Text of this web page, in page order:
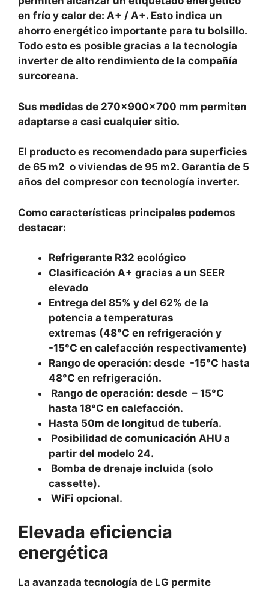
en frío y calor de: A+ / A+. Esto indica un
ahorro energético importante para tu bolsillo.
Todo esto es posible gracias a la tecnología
inverter de alto rendimiento de la compañía
surcoreana.
Sus medidas de 270x900x700 mm permiten
adaptarse a casi cualquier sitio.
El producto es recomendado para superficies
de 65 m2 o viviendas de 95 m2. Garantía de 5
años del compresor con tecnología inverter.
Como características principales podemos
destacar:
Refrigerante R32 ecológico
Clasificación A+ gracias a un SEER
elevado
Entrega del 85% y del 62% de la
potencia a temperaturas
extremas (48°C en refrigeración y
-15°C en calefacción respectivamente)
Rango de operación: desde -15°C hasta
48°C en refrigeración.
Rango de operación: desde – 15°C
hasta 18°C en calefacción.
Hasta 50m de longitud de tubería.
Posibilidad de comunicación AHU a
partir del modelo 24.
Bomba de drenaje incluida (solo
cassette).
WiFi opcional.
Elevada eficiencia
energética
La avanzada tecnología de LG permite